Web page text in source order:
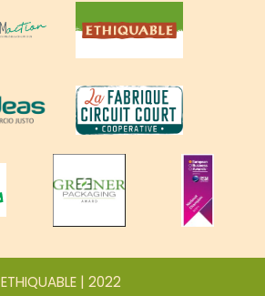
ETHIQUABLE | 2022